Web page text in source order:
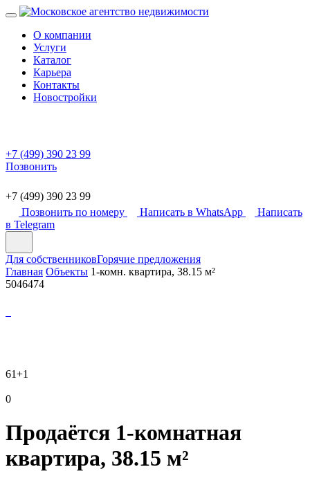
О компании
Услуги
Каталог
Карьера
Контакты
Новостройки
+7 (499) 390 23 99
Позвонить
+7 (499) 390 23 99
Позвонить по номеру
Написать в WhatsApp
Написать
в Telegram
Для собственниковГорячие предложения
Главная Объекты 1-комн. квартира, 38.15 м²
5046474
61+1
0
Продаётся 1-комнатная
квартира, 38.15 м²